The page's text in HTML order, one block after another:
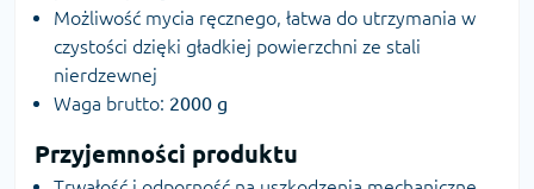
Możliwość mycia ręcznego, łatwa do utrzymania w
czystości dzięki gładkiej powierzchni ze stali
nierdzewnej
Waga brutto: 2000 g
Przyjemności produktu